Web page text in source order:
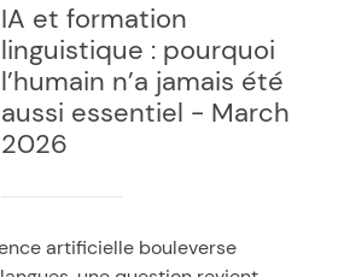
IA et formation
linguistique : pourquoi
l’humain n’a jamais été
aussi essentiel - March
2026
artificielle bouleverse